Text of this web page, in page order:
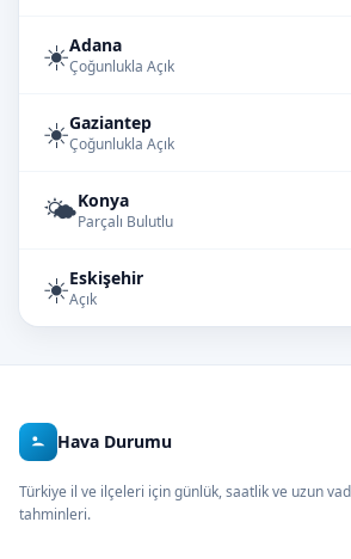
☀️Adana
Çoğunlukla Açık
☀️Gaziantep
Çoğunlukla Açık
🌤️Konya
Parçalı Bulutlu
☀️Eskişehir
Açık
Hava Durumu
Türkiye il ve ilçeleri için günlük, saatlik ve uzun
tahminleri.